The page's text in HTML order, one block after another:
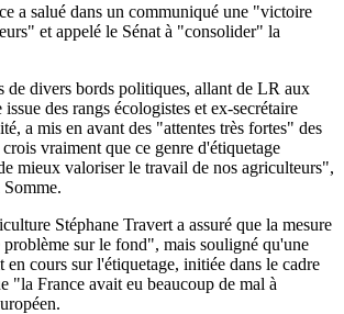
a salué dans un communiqué une "victoire
et appelé le Sénat à "consolider" la
de divers bords politiques, allant de LR aux
des rangs écologistes et ex-secrétaire
a mis en avant des "attentes très fortes" des
vraiment que ce genre d'étiquetage
mieux valoriser le travail de nos agriculteurs",
Stéphane Travert a assuré que la mesure
sur le fond", mais souligné qu'une
en cours sur l'étiquetage, initiée dans le cadre
"la France avait eu beaucoup de mal à